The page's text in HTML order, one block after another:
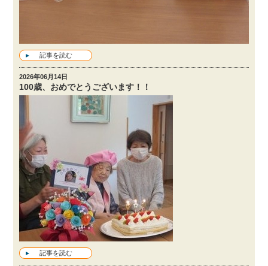
記事を読む
2026年06月14日
100歳、おめでとうございます！！
記事を読む